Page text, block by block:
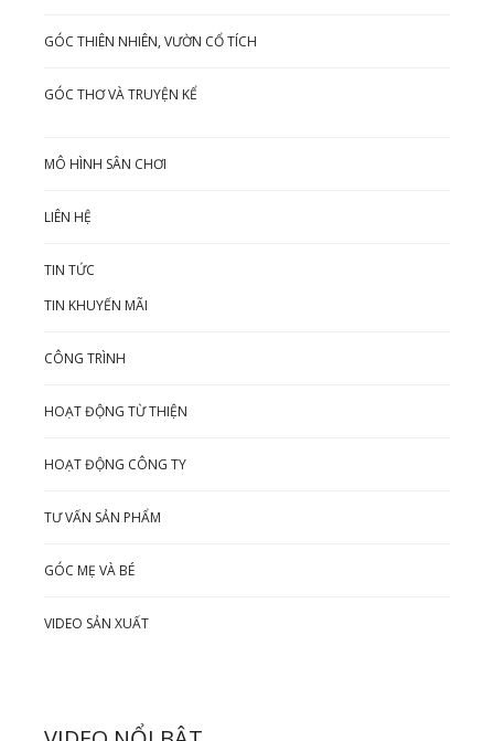
GÓC THIÊN NHIÊN, VƯỜN CỔ TÍCH
GÓC THƠ VÀ TRUYỆN KỂ
MÔ HÌNH SÂN CHƠI
LIÊN HỆ
TIN TỨC
TIN KHUYẾN MÃI
CÔNG TRÌNH
HOẠT ĐỘNG TỪ THIỆN
HOẠT ĐỘNG CÔNG TY
TƯ VẤN SẢN PHẨM
GÓC MẸ VÀ BÉ
VIDEO SẢN XUẤT